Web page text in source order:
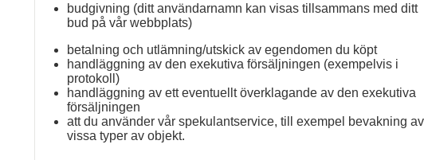
budgivning (ditt användarnamn kan visas tillsammans med ditt
bud på vår webbplats)
betalning och utlämning/utskick av egendomen du köpt
handläggning av den exekutiva försäljningen (exempelvis i
protokoll)
handläggning av ett eventuellt överklagande av den exekutiva
försäljningen
att du använder vår spekulantservice, till exempel bevakning av
vissa typer av objekt.